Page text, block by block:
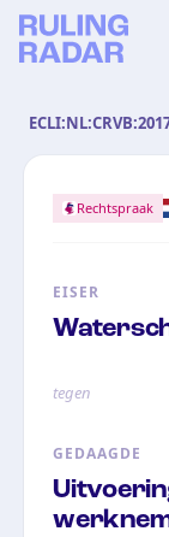
Rechtspraak
EISER
tegen
GEDAAGDE